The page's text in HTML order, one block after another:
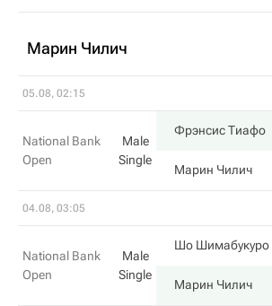
Марин Чилич
05.08, 02:15
National Bank
Open
Male
Single
Фрэнсис Тиафо
Марин Чилич
04.08, 03:05
National Bank
Open
Male
Single
Шо Шимабукуро
Марин Чилич